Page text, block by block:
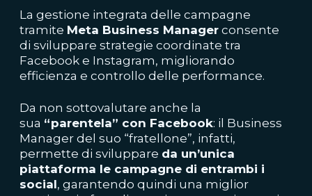
La gestione integrata delle campagne
tramite Meta Business Manager consente
di sviluppare strategie coordinate tra
Facebook e Instagram, migliorando
efficienza e controllo delle performance.
Da non sottovalutare anche la
sua “parentela” con Facebook: il Business
Manager del suo “fratellone”, infatti,
permette di sviluppare da un’unica
piattaforma le campagne di entrambi i
social, garantendo quindi una miglior